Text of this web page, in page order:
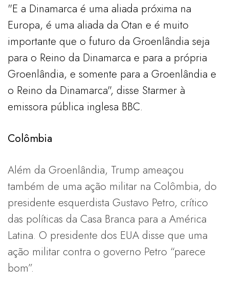
"E a Dinamarca é uma aliada próxima na
Europa, é uma aliada da Otan e é muito
importante que o futuro da Groenlândia seja
para o Reino da Dinamarca e para a própria
Groenlândia, e somente para a Groenlândia e
o Reino da Dinamarca", disse Starmer à
emissora pública inglesa BBC.
Colômbia
Além da Groenlândia, Trump ameaçou
também de uma ação militar na Colômbia, do
presidente esquerdista Gustavo Petro, crítico
das políticas da Casa Branca para a América
Latina. O presidente dos EUA disse que uma
ação militar contra o governo Petro “parece
bom”.